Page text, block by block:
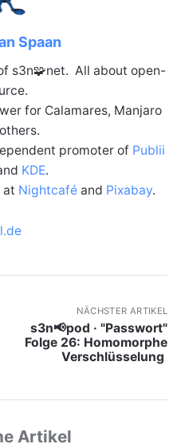
Spaan
s3n🧩net. All about open-
for Calamares, Manjaro
promoter of Publii
KDE.
at Nightcaféand Pixabay.
NÄCHSTER ARTIKEL
s3n📢pod · "Passwort"
Folge 26: Homomorphe
Verschlüsselung
Artikel